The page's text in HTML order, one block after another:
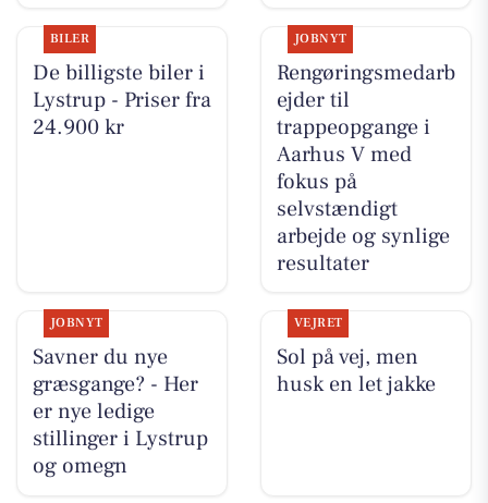
BILER
De billigste biler i
Lystrup - Priser fra
24.900 kr
JOBNYT
Rengøringsmedarb
ejder til
trappeopgange i
Aarhus V med
fokus på
selvstændigt
arbejde og synlige
resultater
JOBNYT
Savner du nye
græsgange? - Her
er nye ledige
stillinger i Lystrup
og omegn
VEJRET
Sol på vej, men
husk en let jakke